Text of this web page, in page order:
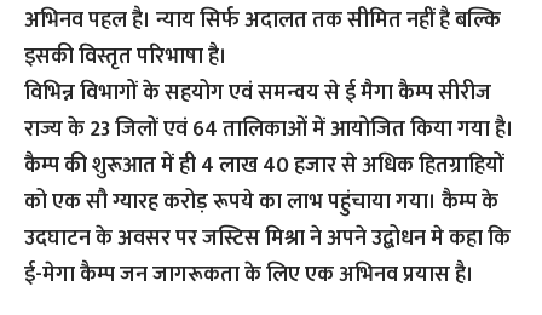
अभिनव पहल है। न्याय सिर्फ अदालत तक सीमित नहीं है बल्कि
इसकी विस्तृत परिभाषा है।
विभिन्न विभागों के सहयोग एवं समन्वय से ई मैगा कैम्प सीरीज
राज्य के 23 जिलों एवं 64 तालिकाओं में आयोजित किया गया है।
कैम्प की शुरूआत में ही 4 लाख 40 हजार से अधिक हितग्राहियों
को एक सौ ग्यारह करोड़ रूपये का लाभ पहुंचाया गया। कैम्प के
उदघाटन के अवसर पर जस्टिस मिश्रा ने अपने उद्बोधन मे कहा कि
ई-मेगा कैम्प जन जागरूकता के लिए एक अभिनव प्रयास है।